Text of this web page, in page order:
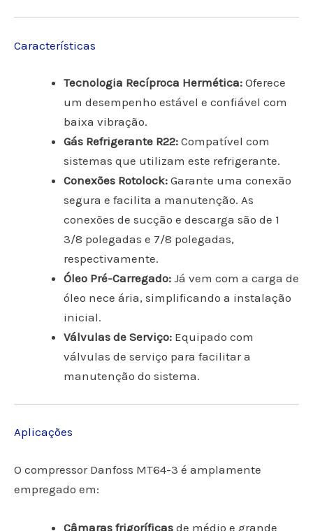
Características
Tecnologia Recíproca Hermética: Oferece
um desempenho estável e confiável com
baixa vibração.
Gás Refrigerante R22: Compatível com
sistemas que utilizam este refrigerante.
Conexões Rotolock: Garante uma conexão
segura e facilita a manutenção. As
conexões de sucção e descarga são de 1
3/8 polegadas e 7/8 polegadas,
respectivamente.
Óleo Pré-Carregado: Já vem com a carga de
óleo nece ária, simplificando a instalação
inicial.
Válvulas de Serviço: Equipado com
válvulas de serviço para facilitar a
manutenção do sistema.
Aplicações
O compressor Danfoss MT64-3 é amplamente
empregado em:
Câmaras frigoríficas de médio e grande